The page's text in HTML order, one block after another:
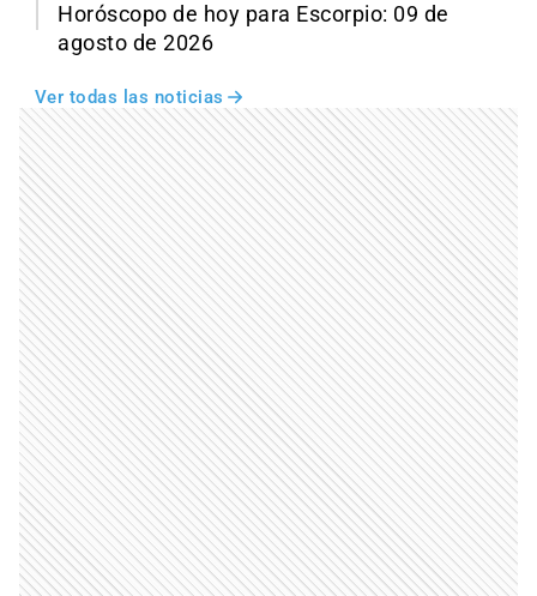
Horóscopo de hoy para Escorpio: 09 de
agosto de 2026
Ver todas las noticias